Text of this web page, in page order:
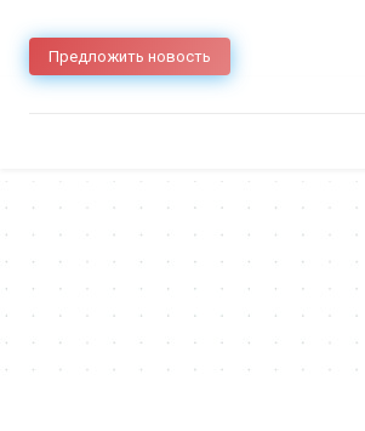
Предложить новость